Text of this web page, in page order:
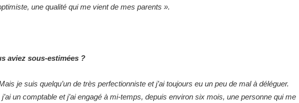
une qualité qui me vient de mes parents ».
aviez sous-estimées ?
je suis quelqu’un de très perfectionniste et j’ai toujours eu un peu de mal à déléguer.
un comptable et j’ai engagé à mi-temps, depuis environ six mois, une personne qui me